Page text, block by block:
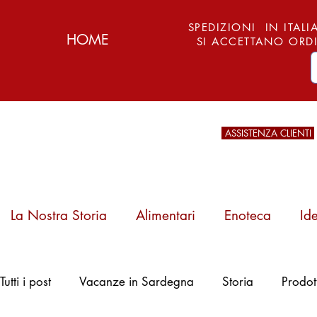
HOME
SPEDIZIONI IN
SI ACCETTANO
ASSISTENZA CLIENTI
La Nostra Storia Alimentari Enoteca
Pattada, Arburesa
e l'Arte del Ferro:
Tutti i post Vacanze in Sardegna Storia